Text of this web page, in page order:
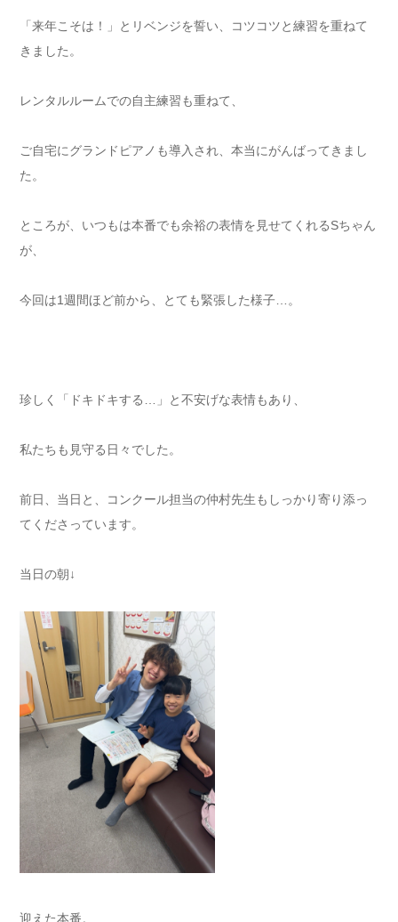
「来年こそは！」とリベンジを誓い、コツコツと練習を重ねて
きました。
レンタルルームでの自主練習も重ねて、
ご自宅にグランドピアノも導入され、本当にがんばってきまし
た。
ところが、いつもは本番でも余裕の表情を見せてくれるSちゃん
が、
今回は1週間ほど前から、とても緊張した様子…。
珍しく「ドキドキする…」と不安げな表情もあり、
私たちも見守る日々でした。
前日、当日と、コンクール担当の仲村先生もしっかり寄り添っ
てくださっています。
当日の朝↓
迎えた本番。